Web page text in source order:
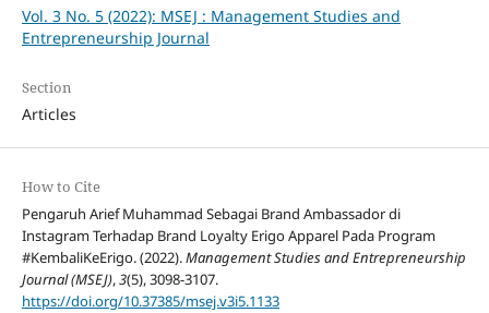
Vol. 3 No. 5 (2022): MSEJ : Management Studies and
Entrepreneurship Journal
Section
Articles
How to Cite
Pengaruh Arief Muhammad Sebagai Brand Ambassador di
Instagram Terhadap Brand Loyalty Erigo Apparel Pada Program
#KembaliKeErigo. (2022).Management Studies and Entrepreneurship
Journal (MSEJ),3(5), 3098-3107.
https://doi.org/10.37385/msej.v3i5.1133